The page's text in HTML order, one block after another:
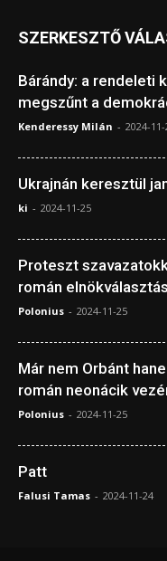
SZERKESZTŐ
Bárándy: a rendeleti
megszűnt a
Kenderessy Milán - 2024-
Ukrajnán keresztül
ki - 2024-11-25
Proteszt
román
Polonius - 2024-11-25
Már nem Orbánt
román neonácik
Polonius - 2024-11-25
Patt
Falusi Tamas - 2024-11-24